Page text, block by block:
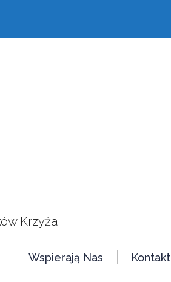
Krzyża
Wspierają Nas Kontakt